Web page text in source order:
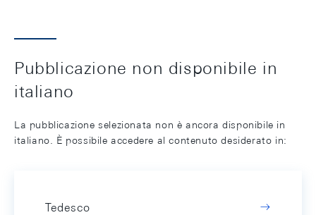
Pubblicazione non disponibile in
italiano
La pubblicazione selezionata non è ancora disponibile in
italiano. È possibile accedere al contenuto desiderato in:
Tedesco